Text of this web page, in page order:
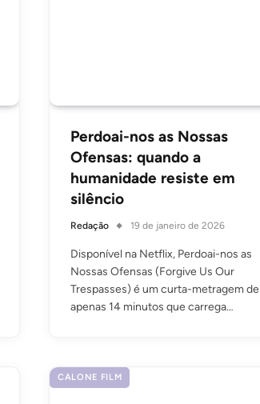
Perdoai-nos as Nossas
Ofensas: quando a
humanidade resiste em
silêncio
Redação 19 de janeiro de 2026
Disponível na Netflix, Perdoai-nos as
Nossas Ofensas (Forgive Us Our
Trespasses) é um curta-metragem de
apenas 14 minutos que carrega…
CALONE FILM